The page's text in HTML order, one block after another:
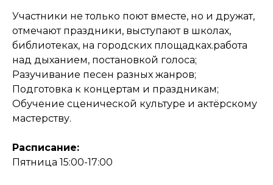
Участники не только поют вместе, но и дружат,
отмечают праздники, выступают в школах,
библиотеках, на городских площадках.работа
над дыханием, постановкой голоса;
Разучивание песен разных жанров;
Подготовка к концертам и праздникам;
Обучение сценической культуре и актёрскому
мастерству.
Расписание:
Пятница 15:00-17:00